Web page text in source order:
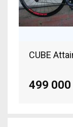
CUBE
499 000